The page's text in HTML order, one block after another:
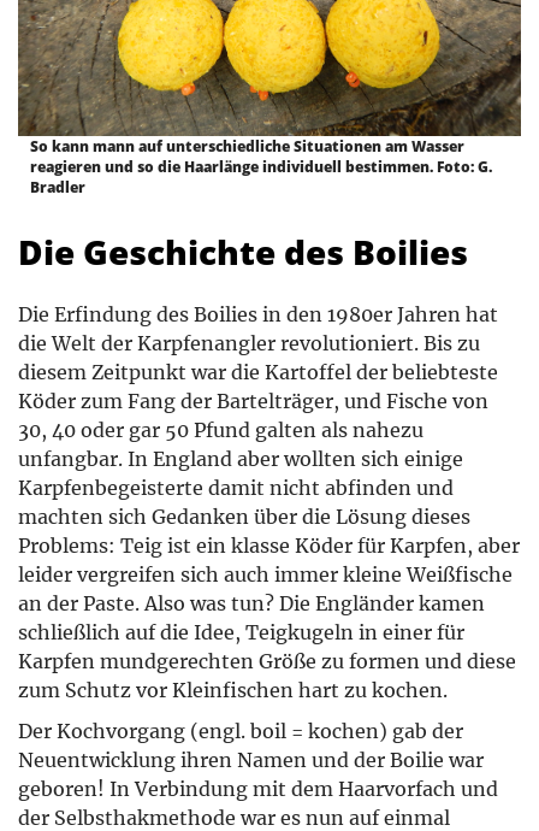
So kann mann auf unterschiedliche Situationen am Wasser
reagieren und so die Haarlänge individuell bestimmen. Foto: G.
Bradler
Die Geschichte des Boilies
Die Erfindung des Boilies in den 1980er Jahren hat
die Welt der Karpfenangler revolutioniert. Bis zu
diesem Zeitpunkt war die Kartoffel der beliebteste
Köder zum Fang der Bartelträger, und Fische von
30, 40 oder gar 50 Pfund galten als nahezu
unfangbar. In England aber wollten sich einige
Karpfenbegeisterte damit nicht abfinden und
machten sich Gedanken über die Lösung dieses
Problems: Teig ist ein klasse Köder für Karpfen, aber
leider vergreifen sich auch immer kleine Weißfische
an der Paste. Also was tun? Die Engländer kamen
schließlich auf die Idee, Teigkugeln in einer für
Karpfen mundgerechten Größe zu formen und diese
zum Schutz vor Kleinfischen hart zu kochen.
Der Kochvorgang (engl. boil = kochen) gab der
Neuentwicklung ihren Namen und der Boilie war
geboren! In Verbindung mit dem Haarvorfach und
der Selbsthakmethode war es nun auf einmal